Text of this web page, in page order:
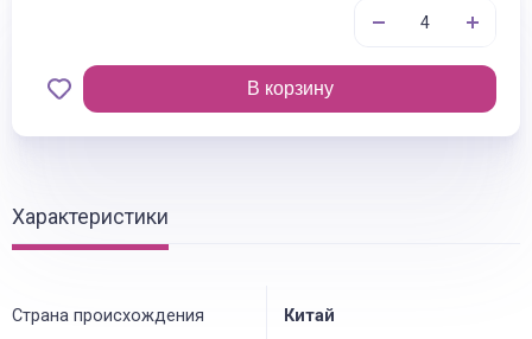
В корзину
Характеристики
Страна происхождения Китай